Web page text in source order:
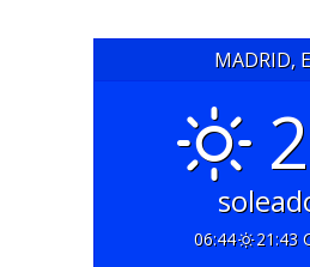
MADRID,
06:44 21:43